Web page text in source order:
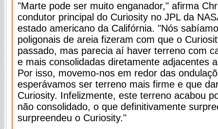
"Marte pode ser muito enganador," afirma
condutor principal do Curiosity no JPL da
estado americano da Califórnia. "Nós
poligonais de areia fizeram com que o
passado, mas parecia aí haver terreno com
e mais consolidadas diretamente adjacentes
Por isso, movemo-nos em redor das
esperávamos ser terreno mais firme e que
Curiosity. Infelizmente, este terreno acabou
não consolidado, o que definitivamente
surpreendeu o Curiosity."